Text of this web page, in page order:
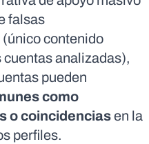
falsas
contenido
cuentas analizadas),
pueden
como
o coincidenciasen la
perfiles.